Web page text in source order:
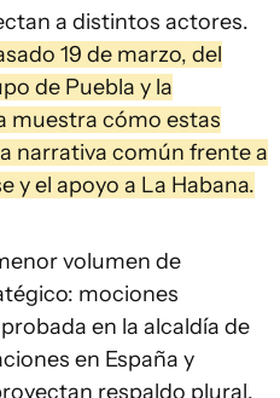
a distintos actores.
19 de marzo, del
de Puebla y la
muestra cómo estas
narrativa común frente a
y el apoyo a La Habana.
volumen de
mociones
en la alcaldía de
en España y
respaldo plural.